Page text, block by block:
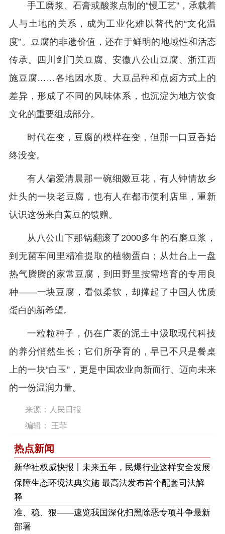
手工磨浆、石膏或酸浆点制的“慢工艺”，承载着
人与土地的关系，成为工业化难以替代的“文化温
度”。豆腐的非遗价值，还在于鲜明的地域性和活态
传承。四川剑门关豆腐、安徽八公山豆腐、浙江西
施豆腐……各地因水质、大豆品种和点卤方式上的
差异，形成了不同的风味体系，也沉淀为地方饮食
文化的重要组成部分。
时代在变，豆腐的模样在变，但那一口豆香始
终没变。
有人偏爱清晨那一碗细嫩豆花，有人钟情故乡
灶头的一块老豆腐，也有人在都市便利店里，重新
认识这份来自黄豆的馈赠。
从八公山下那锅翻滚了2000多年的石磨豆浆，
到无菌车间里精准提取的植物蛋白；从灶台上一盘
热气腾腾的家常豆腐，到田野里按需培育的专用良
种——一块豆腐，看似柔软，却撑起了中国人优质
蛋白的新希望。
一粒粒种子，仍在广袤的泥土中汲取现代科技
的养分悄然生长；它们所孕育的，早已不只是餐桌
上的一块“白玉”，更是中国农业向新而行、迈向未来
的一份温润力量。
来源：人民日报
编辑： 王菲
热点新闻
​新华社权威快报丨未来五年，民爆行业这样安全发展
保障生态环境法典实施 最高法发布首个配套司法解
释
​准、稳、狠——速览我国深化扫黑除恶专项斗争最新
部署